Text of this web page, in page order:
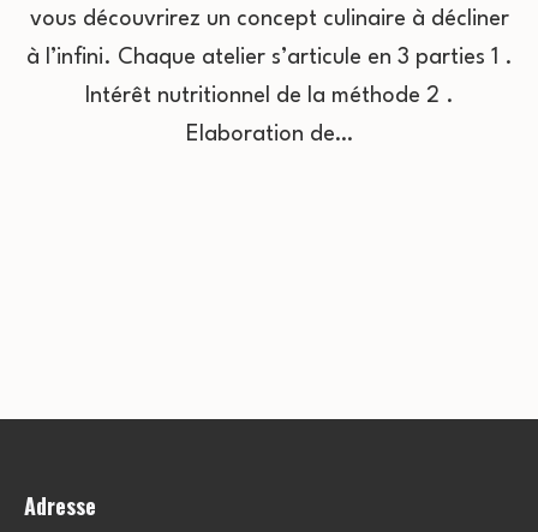
vous découvrirez un concept culinaire à décliner
à l’infini. Chaque atelier s’articule en 3 parties 1 .
Intérêt nutritionnel de la méthode 2 .
Elaboration de…
Adresse